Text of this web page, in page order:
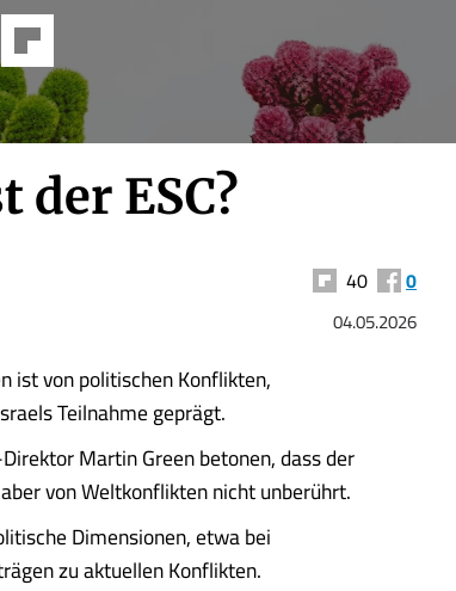
ESC?
40 0
04.05.2026
ist von politischen Konflikten,
Teilnahme geprägt.
Martin Green betonen, dass der
von Weltkonflikten nicht unberührt.
Dimensionen, etwa bei
zu aktuellen Konflikten.